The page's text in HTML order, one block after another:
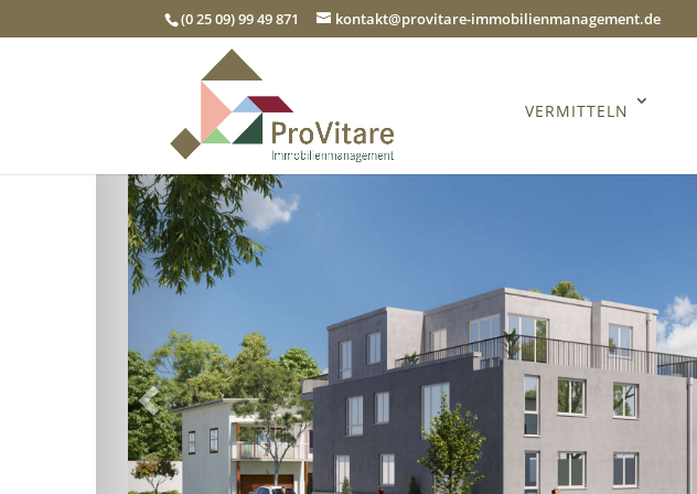
(0 25 09) 99 49 871 kontakt@provitare-immobilienmanagement.de
VERMITTELN
Zurück